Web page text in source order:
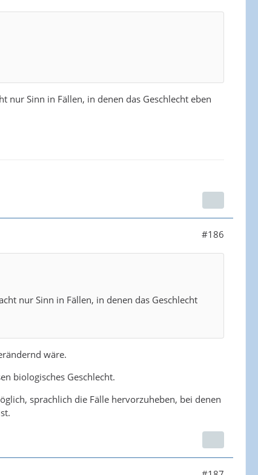
nur Sinn in Fällen, in denen das Geschlecht eben
#186
nur Sinn in Fällen, in denen das Geschlecht
wäre.
biologisches Geschlecht.
sprachlich die Fälle hervorzuheben, bei denen